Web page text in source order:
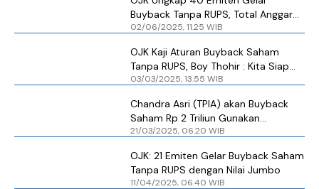
Buyback Tanpa RUPS, Total Anggaran
Segini
02/06/2025, 11.25 WIB
OJK Kaji Aturan Buyback Saham
Tanpa RUPS, Boy Thohir : Kita Siap
Buyback Saham
03/03/2025, 13.55 WIB
Chandra Asri (TPIA) akan Buyback
Saham Rp 2 Triliun Gunakan
Kebijakan OJK Buyback Tanpa RUPS
21/03/2025, 06.20 WIB
OJK: 21 Emiten Gelar Buyback Saham
11/04/2025, 06.40 WIB